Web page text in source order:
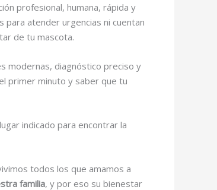
profesional, humana, rápida y
atender urgencias ni cuentan
de tu mascota.
modernas, diagnóstico preciso y
primer minuto y saber que tu
indicado para encontrar la
todos los que amamos a
familia, y por eso su bienestar